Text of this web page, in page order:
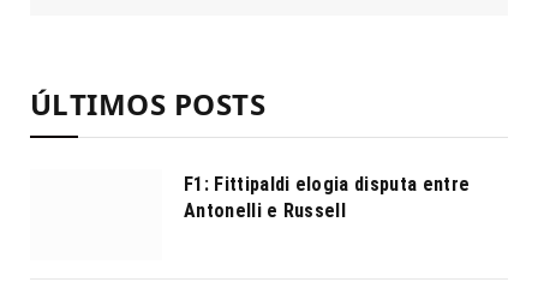
ÚLTIMOS POSTS
F1: Fittipaldi elogia disputa entre
Antonelli e Russell